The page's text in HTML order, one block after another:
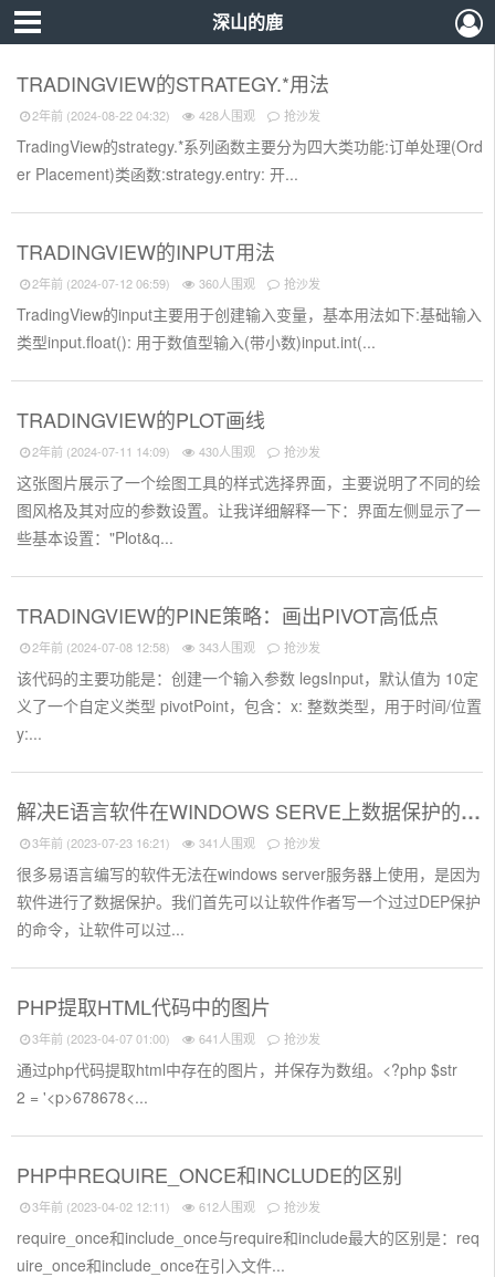
深山的鹿
TRADINGVIEW的STRATEGY.*用法
2年前 (2024-08-22 04:32) 428人围观 抢沙发
TradingView的strategy.*系列函数主要分为四大类功能:订单处理(Ord
er Placement)类函数:strategy.entry: 开...
TRADINGVIEW的INPUT用法
2年前 (2024-07-12 06:59) 360人围观 抢沙发
TradingView的input主要用于创建输入变量，基本用法如下:基础输入
类型input.float(): 用于数值型输入(带小数)input.int(...
TRADINGVIEW的PLOT画线
2年前 (2024-07-11 14:09) 430人围观 抢沙发
这张图片展示了一个绘图工具的样式选择界面，主要说明了不同的绘
图风格及其对应的参数设置。让我详细解释一下：界面左侧显示了一
些基本设置："Plot&q...
TRADINGVIEW的PINE策略：画出PIVOT高低点
2年前 (2024-07-08 12:58) 343人围观 抢沙发
该代码的主要功能是：创建一个输入参数 legsInput，默认值为 10定
义了一个自定义类型 pivotPoint，包含：x: 整数类型，用于时间/位置
y:...
解决E语言软件在WINDOWS SERVE上数据保护的问题
3年前 (2023-07-23 16:21) 341人围观 抢沙发
很多易语言编写的软件无法在windows server服务器上使用，是因为
软件进行了数据保护。我们首先可以让软件作者写一个过过DEP保护
的命令，让软件可以过...
PHP提取HTML代码中的图片
3年前 (2023-04-07 01:00) 641人围观 抢沙发
通过php代码提取html中存在的图片，并保存为数组。<?php $str
2 = '<p>678678<...
PHP中REQUIRE_ONCE和INCLUDE的区别
3年前 (2023-04-02 12:11) 612人围观 抢沙发
require_once和include_once与require和include最大的区别是：req
uire_once和include_once在引入文件...